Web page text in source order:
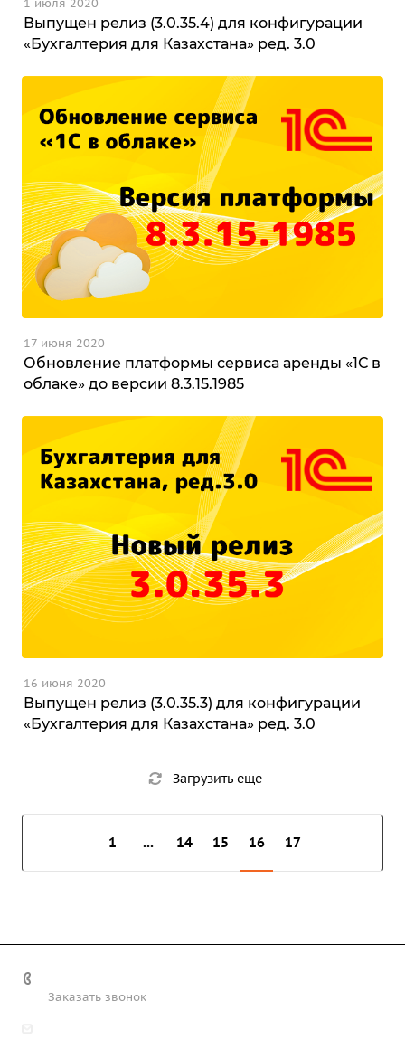
Выпущен релиз (3.0.35.4) для конфигурации
«Бухгалтерия для Казахстана» ред. 3.0
1 июля 2020
Обновление платформы сервиса аренды «1С в
облаке» до версии 8.3.15.1985
17 июня 2020
Выпущен релиз (3.0.35.3) для конфигурации
«Бухгалтерия для Казахстана» ред. 3.0
16 июня 2020
Загрузить еще
1 ... 14 15 16 17
Заказать звонок